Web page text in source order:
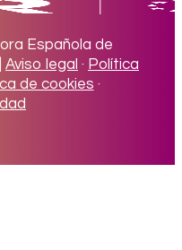
Española de
Aviso legal · Política
de cookies ·